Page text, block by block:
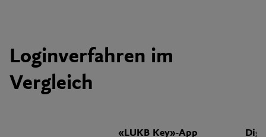
Loginverfahren im
Vergleich
«LUKB Key»-App